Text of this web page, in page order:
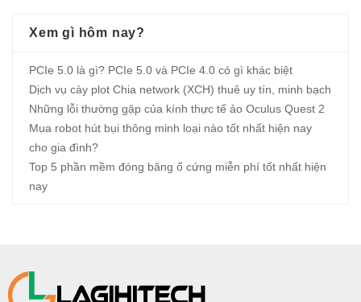
Xem gì hôm nay?
PCIe 5.0 là gì? PCIe 5.0 và PCIe 4.0 có gì khác biệt
Dịch vụ cày plot Chia network (XCH) thuê uy tín, minh bạch
Những lỗi thường gặp của kính thực tế ảo Oculus Quest 2
Mua robot hút bụi thông minh loại nào tốt nhất hiện nay
cho gia đình?
Top 5 phần mềm đóng băng ổ cứng miễn phí tốt nhất hiện
nay